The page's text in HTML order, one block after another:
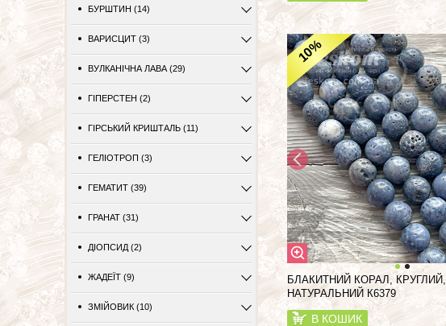
БУРШТИН (14)
ВАРИСЦИТ (3)
ВУЛКАНІЧНА ЛАВА (29)
ГІПЕРСТЕН (2)
ГІРСЬКИЙ КРИШТАЛЬ (11)
ГЕЛІОТРОП (3)
ГЕМАТИТ (39)
ГРАНАТ (31)
ДІОПСИД (2)
ЖАДЕЇТ (9)
ЗМІЙОВИК (10)
10%
БЛАКИТНИЙ КОРАЛ, КРУГЛИЙ,
НАТУРАЛЬНИЙ К6379
В КОШИК